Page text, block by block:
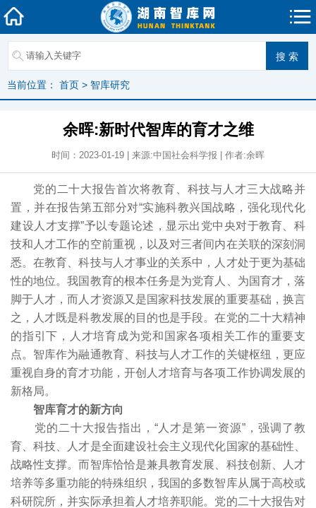
当前位置： 首页 > 智库研究
余晖:新时代智库的育才之维
时间：2023-01-19 | 来源:中国社会科学报 | 作者:余晖
党的二十大报告首次将教育、科技与人才三大战略并
置，并在报告第五部分对“实施科教兴国战略，强化现代化
建设人才支撑”予以专题论述，显示出党中央对于教育、科
技和人才工作的空前重视，以及对三者间内在关联的深刻洞
悉。在教育、科技与人才事业的关系中，人才处于更为基础
性的地位。我国教育的根本任务是为党育人、为国育才，落
脚于人才，而人才资源又是国家科技发展的重要基础，换言
之，人才既是科教发展的目的也是手段。在党的二十大精神
的指引下，人才培育成为党和国家各项相关工作的重要支
点。智库作为融通教育、科技与人才工作的关键枢纽，更应
重视自身的育才功能，开创人才培育与各项工作协调发展的
新格局。
智库育才的新方向
党的二十大报告指出，“人才是第一资源”，强调了教
育、科技、人才是全面建设社会主义现代化国家的基础性、
战略性支撑。而智库恰恰是兼具教育发展、科技创新、人才
培养等多重功能的特殊组织，我国的多数智库从属于高校或
科研院所，并实际承担着人才培养职能。党的二十大报告对